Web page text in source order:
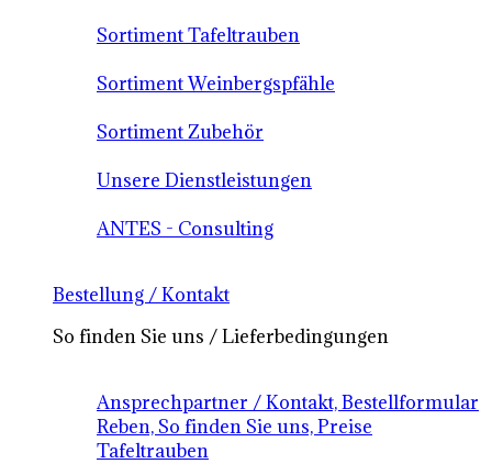
Sortiment Tafeltrauben
Sortiment Weinbergspfähle
Sortiment Zubehör
Unsere Dienstleistungen
ANTES - Consulting
Bestellung / Kontakt
So finden Sie uns / Lieferbedingungen
Ansprechpartner / Kontakt, Bestellformular
Reben, So finden Sie uns, Preise
Tafeltrauben